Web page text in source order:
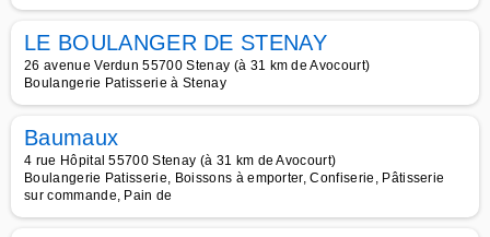
LE BOULANGER DE STENAY
26 avenue Verdun 55700 Stenay (à 31 km de Avocourt)
Boulangerie Patisserie à Stenay
Baumaux
4 rue Hôpital 55700 Stenay (à 31 km de Avocourt)
Boulangerie Patisserie, Boissons à emporter, Confiserie, Pâtisserie
sur commande, Pain de